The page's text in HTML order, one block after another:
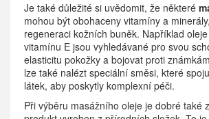
Je také důležité si uvědomit, že některé
mohou být obohaceny vitamíny a
regeneraci kožních buněk. Například
vitamínu E jsou vyhledávané pro svou
elasticitu pokožky a bojovat proti
lze také nalézt speciální směsi, které
látek, aby poskytly komplexní péči.
Při výběru masážního oleje je dobré také